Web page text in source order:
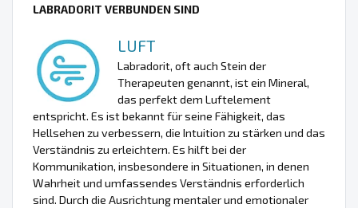
LABRADORIT VERBUNDEN SIND
LUFT
Labradorit, oft auch Stein der
Therapeuten genannt, ist ein Mineral,
das perfekt dem Luftelement
entspricht. Es ist bekannt für seine Fähigkeit, das
Hellsehen zu verbessern, die Intuition zu stärken und das
Verständnis zu erleichtern. Es hilft bei der
Kommunikation, insbesondere in Situationen, in denen
Wahrheit und umfassendes Verständnis erforderlich
sind. Durch die Ausrichtung mentaler und emotionaler